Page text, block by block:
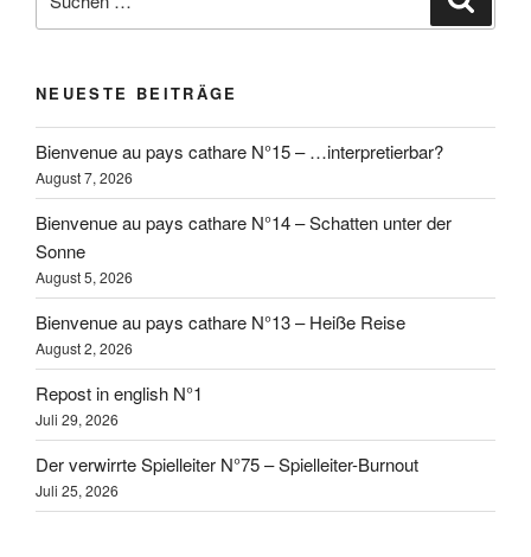
nach:
NEUESTE BEITRÄGE
Bienvenue au pays cathare N°15 – …interpretierbar?
August 7, 2026
Bienvenue au pays cathare N°14 – Schatten unter der
Sonne
August 5, 2026
Bienvenue au pays cathare N°13 – Heiße Reise
August 2, 2026
Repost in english N°1
Juli 29, 2026
Der verwirrte Spielleiter N°75 – Spielleiter-Burnout
Juli 25, 2026